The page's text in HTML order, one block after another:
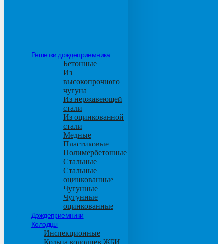
Решетки дождеприемника
Бетонные
Из
высокопрочного
чугуна
Из нержавеющей
стали
Из оцинкованной
стали
Медные
Пластиковые
Полимербетонные
Стальные
Стальные
оцинкованные
Чугунные
Чугунные
оцинкованные
Дождеприемники
Колодцы
Инспекционные
Кольца колодцев ЖБИ